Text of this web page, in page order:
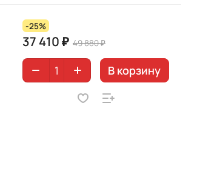
-25%
37 410 ₽ 49 880 ₽
В корзину